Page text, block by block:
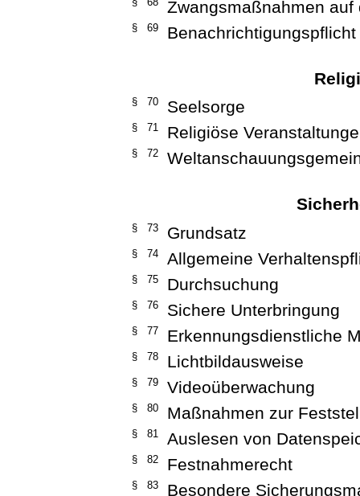
Zwangsmaßnahmen
§ 69 Benachrichtigungspflicht
§ 70 Seelsorge
§ 71 Religiöse
§ 72
§ 73 Grundsatz
§ 74 Allgemeine
§ 75 Durchsuchung
§ 76 Sichere Unterbringung
§ 77 Erkennungsdienstliche
§ 78 Lichtbildausweise
§ 79 Videoüberwachung
§ 80 Maßnahmen zur
§ 81 Auslesen von
§ 82 Festnahmerecht
§ 83 Besondere